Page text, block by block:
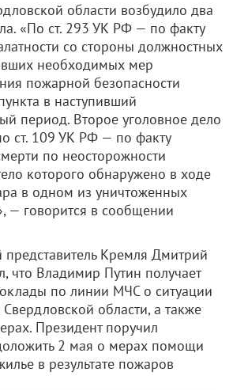
области возбудило два
«По ст. 293 УК РФ — по факту
со стороны должностных
необходимых мер
пожарной безопасности
в наступивший
период. Второе уголовное дело
ст. 109 УК РФ — по факту
по неосторожности
которого обнаружено в ходе
в одном из уничтоженных
— говорится в сообщении
Кремля Дмитрий
что Владимир Путин получает
по линии МЧС о ситуации
области, а также
Президент поручил
2 мая о мерах помощи
в результате пожаров